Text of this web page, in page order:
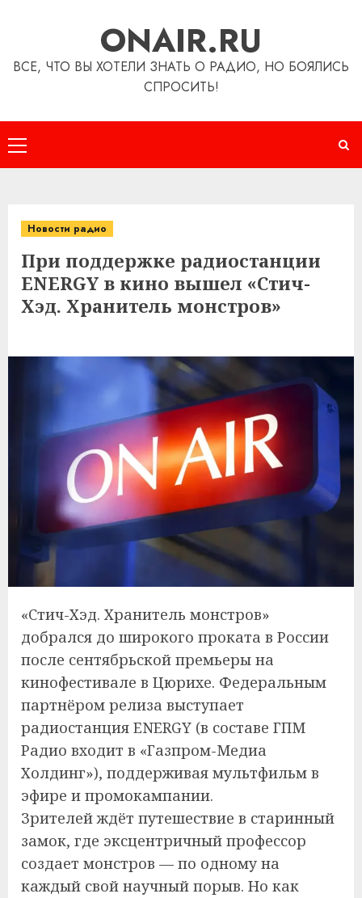
ONAIR.RU
ВСЕ, ЧТО ВЫ ХОТЕЛИ ЗНАТЬ О РАДИО, НО БОЯЛИСЬ
СПРОСИТЬ!
Основное
меню
Новости радио
При поддержке радиостанции
ENERGY в кино вышел «Стич-
Хэд. Хранитель монстров»
«Стич-Хэд. Хранитель монстров»
добрался до широкого проката в России
после сентябрьской премьеры на
кинофестивале в Цюрихе. Федеральным
партнёром релиза выступает
радиостанция ENERGY (в составе ГПМ
Радио входит в «Газпром-Медиа
Холдинг»), поддерживая мультфильм в
эфире и промокампании.
Зрителей ждёт путешествие в старинный
замок, где эксцентричный профессор
создает монстров — по одному на
каждый свой научный порыв. Но как